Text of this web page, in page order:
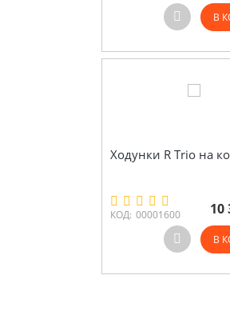
В
Ходунки R Trio на
КОД: 00001600 10
В